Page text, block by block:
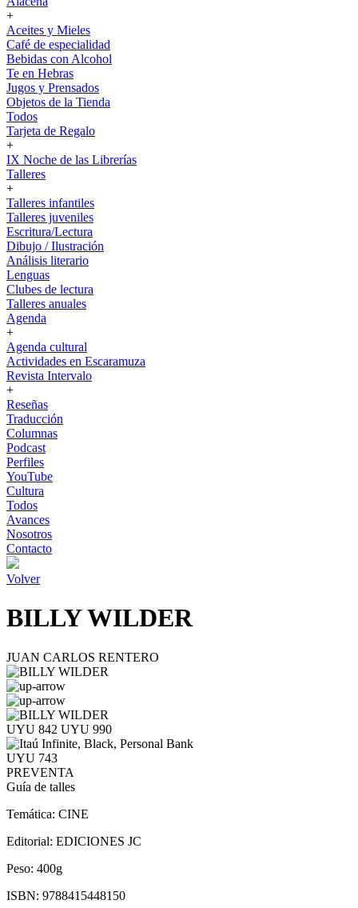
+
Aceites y Mieles
Café de especialidad
Bebidas con Alcohol
Te en Hebras
Jugos y Prensados
Objetos de la Tienda
Todos
Tarjeta de Regalo
+
IX Noche de las Librerías
Talleres
+
Talleres infantiles
Talleres juveniles
Escritura/Lectura
Dibujo / Ilustración
Análisis literario
Lenguas
Clubes de lectura
Talleres anuales
Agenda
+
Agenda cultural
Actividades en Escaramuza
Revista Intervalo
+
Reseñas
Traducción
Columnas
Podcast
Perfiles
YouTube
Cultura
Todos
Avances
Nosotros
Contacto
Volver
BILLY WILDER
JUAN CARLOS RENTERO
UYU 842 UYU 990
UYU 743
PREVENTA
Guía de talles
Temática: CINE
Editorial: EDICIONES JC
Peso: 400g
ISBN: 9788415448150